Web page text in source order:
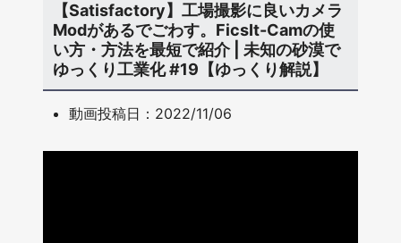
【Satisfactory】工場撮影に良いカメラ
Modがあるでごわす。FicsIt-Camの使
い方・方法を最短で紹介 | 未知の砂漠で
ゆっくり工業化 #19【ゆっくり解説】
動画投稿日：2022/11/06